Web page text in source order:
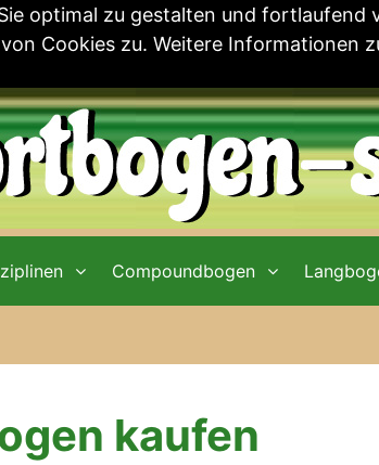
optimal zu gestalten und
Cookies zu. Weitere Informationen
Compoundbogen
kaufen